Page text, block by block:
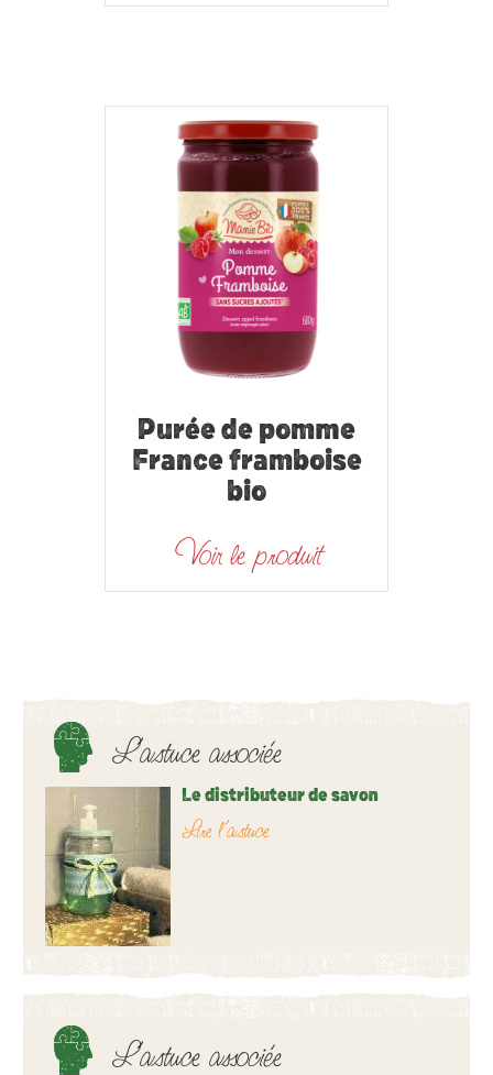
Purée de pomme
France framboise
bio
Voir le produit
L’astuce associée
Le distributeur de savon
Lire l’astuce
L’astuce associée